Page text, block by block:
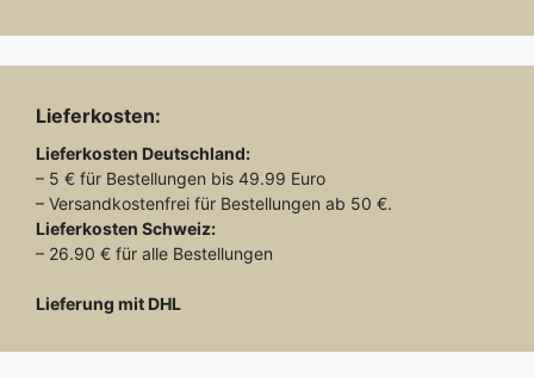
Lieferkosten:
Lieferkosten Deutschland:
– 5 € für Bestellungen bis 49.99 Euro
– Versandkostenfrei für Bestellungen ab 50 €.
Lieferkosten Schweiz:
– 26.90 € für alle Bestellungen
Lieferung mit DHL